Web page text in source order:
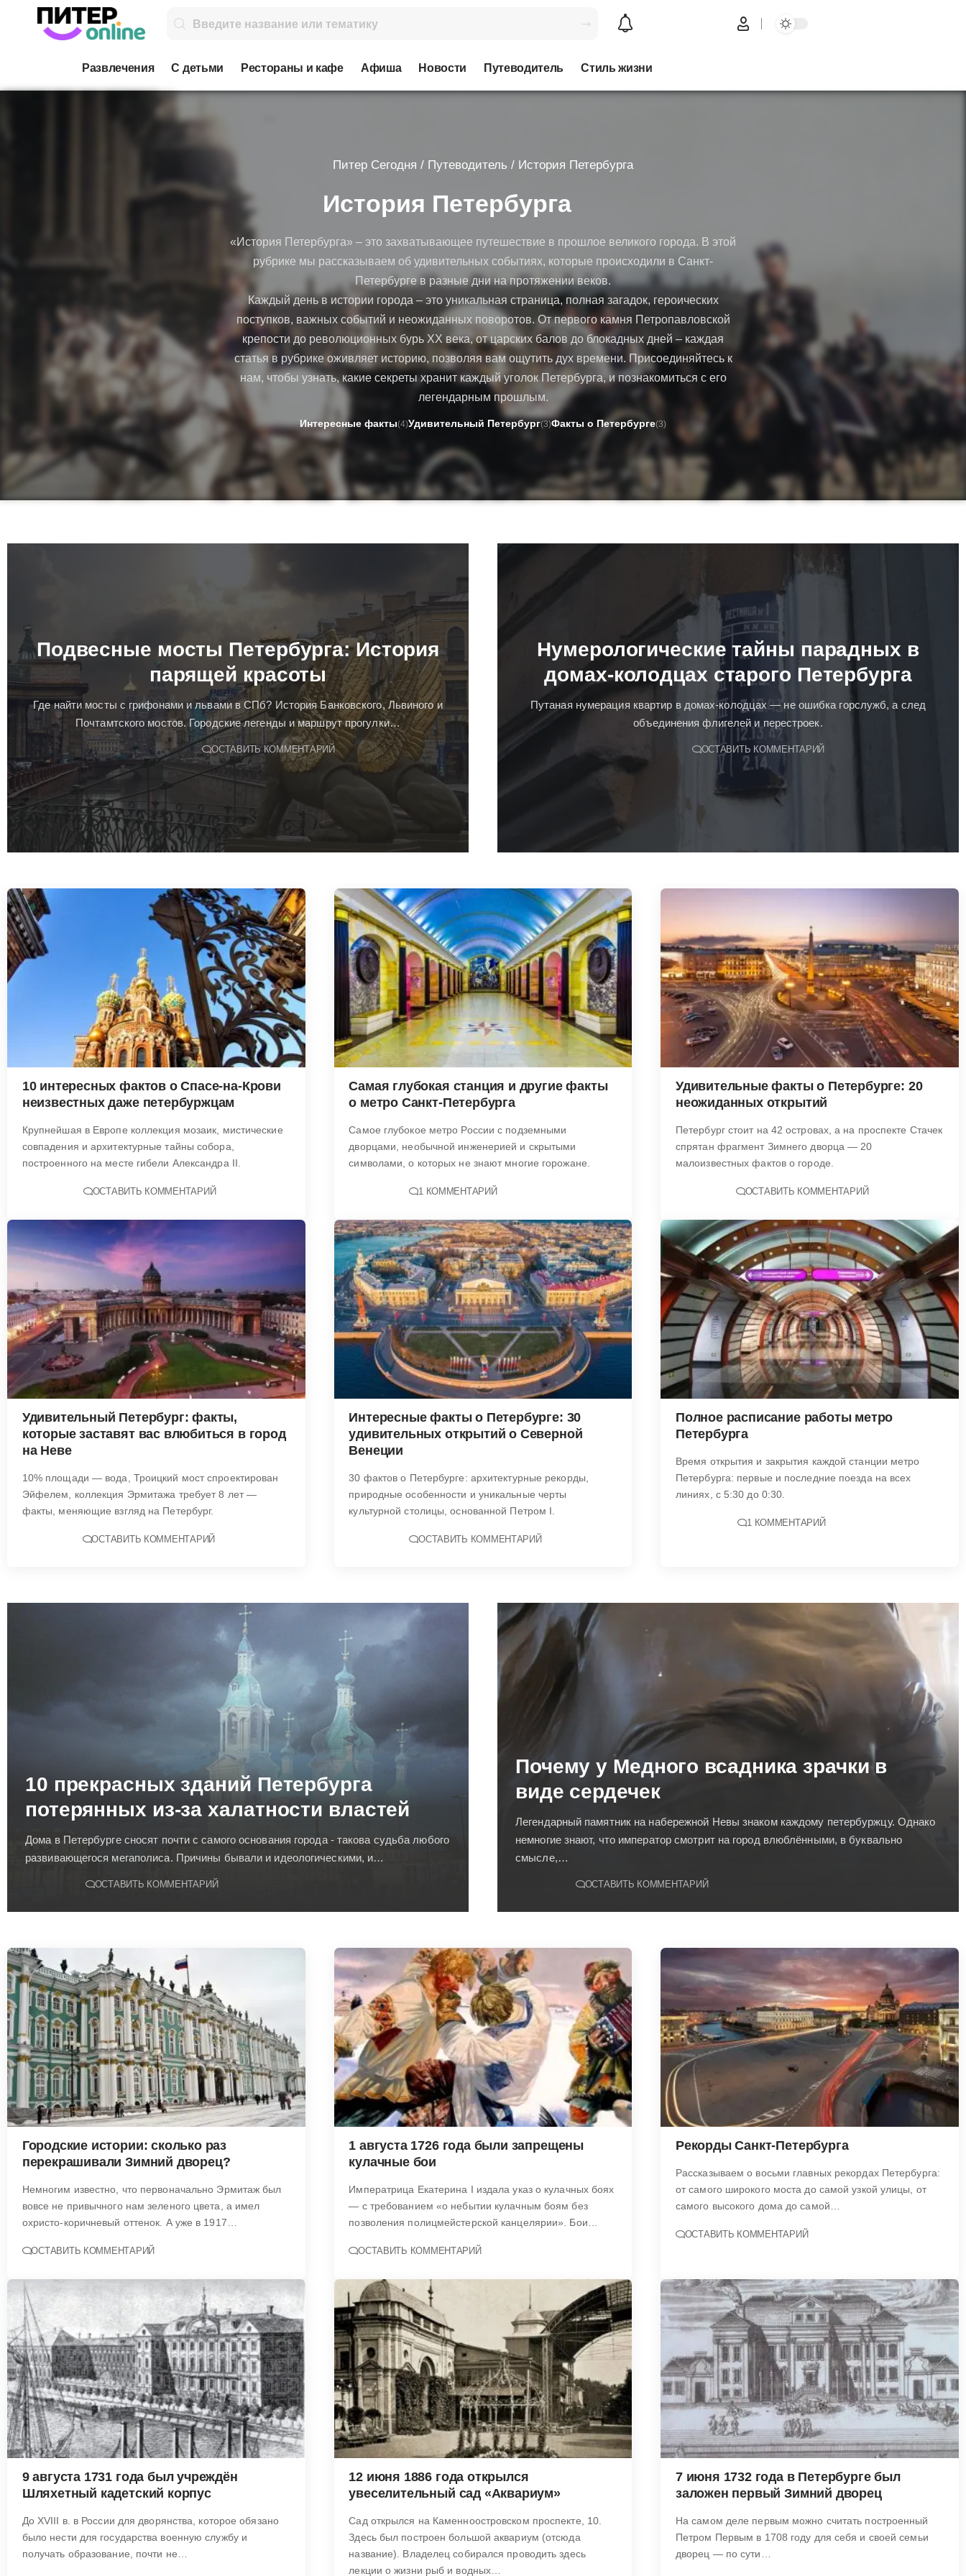
Развлечения С детьми Рестораны и кафе Афиша Новости Путеводитель Стиль жизни
Питер Сегодня / Путеводитель / История Петербурга
История Петербурга
«История Петербурга» – это захватывающее путешествие в прошлое великого города. В этой
рубрике мы рассказываем об удивительных событиях, которые происходили в Санкт-
Петербурге в разные дни на протяжении веков.
Каждый день в истории города – это уникальная страница, полная загадок, героических
поступков, важных событий и неожиданных поворотов. От первого камня Петропавловской
крепости до революционных бурь XX века, от царских балов до блокадных дней – каждая
статья в рубрике оживляет историю, позволяя вам ощутить дух времени. Присоединяйтесь к
нам, чтобы узнать, какие секреты хранит каждый уголок Петербурга, и познакомиться с его
легендарным прошлым.
Интересные факты(4)Удивительный Петербург(3)Факты о Петербурге(3)
Подвесные мосты Петербурга: История
парящей красоты
Где найти мосты с грифонами и львами в СПб? История Банковского, Львиного и
Почтамтского мостов. Городские легенды и маршрут прогулки…
ОСТАВИТЬ КОММЕНТАРИЙ
Нумерологические тайны парадных в
домах-колодцах старого Петербурга
Путаная нумерация квартир в домах-колодцах — не ошибка горслужб, а след
объединения флигелей и перестроек.
ОСТАВИТЬ КОММЕНТАРИЙ
10 интересных фактов о Спасе-на-Крови
неизвестных даже петербуржцам
Крупнейшая в Европе коллекция мозаик, мистические
совпадения и архитектурные тайны собора,
построенного на месте гибели Александра II.
ОСТАВИТЬ КОММЕНТАРИЙ
Самая глубокая станция и другие факты
о метро Санкт-Петербурга
Самое глубокое метро России с подземными
дворцами, необычной инженерией и скрытыми
символами, о которых не знают многие горожане.
1 КОММЕНТАРИЙ
Удивительные факты о Петербурге: 20
неожиданных открытий
Петербург стоит на 42 островах, а на проспекте Стачек
спрятан фрагмент Зимнего дворца — 20
малоизвестных фактов о городе.
ОСТАВИТЬ КОММЕНТАРИЙ
Удивительный Петербург: факты,
которые заставят вас влюбиться в город
на Неве
10% площади — вода, Троицкий мост спроектирован
Эйфелем, коллекция Эрмитажа требует 8 лет —
факты, меняющие взгляд на Петербург.
ОСТАВИТЬ КОММЕНТАРИЙ
Интересные факты о Петербурге: 30
удивительных открытий о Северной
Венеции
30 фактов о Петербурге: архитектурные рекорды,
природные особенности и уникальные черты
культурной столицы, основанной Петром I.
ОСТАВИТЬ КОММЕНТАРИЙ
Полное расписание работы метро
Петербурга
Время открытия и закрытия каждой станции метро
Петербурга: первые и последние поезда на всех
линиях, с 5:30 до 0:30.
1 КОММЕНТАРИЙ
10 прекрасных зданий Петербурга
потерянных из-за халатности властей
Дома в Петербурге сносят почти с самого основания города - такова судьба любого
развивающегося мегаполиса. Причины бывали и идеологическими, и…
ОСТАВИТЬ КОММЕНТАРИЙ
Почему у Медного всадника зрачки в
виде сердечек
Легендарный памятник на набережной Невы знаком каждому петербуржцу. Однако
немногие знают, что император смотрит на город влюблёнными, в буквально
смысле,…
ОСТАВИТЬ КОММЕНТАРИЙ
Городские истории: сколько раз
перекрашивали Зимний дворец?
Немногим известно, что первоначально Эрмитаж был
вовсе не привычного нам зеленого цвета, а имел
охристо-коричневый оттенок. А уже в 1917…
ОСТАВИТЬ КОММЕНТАРИЙ
1 августа 1726 года были запрещены
кулачные бои
Императрица Екатерина I издала указ о кулачных боях
— с требованием «о небытии кулачным боям без
позволения полицмейстерской канцелярии». Бои…
ОСТАВИТЬ КОММЕНТАРИЙ
Рекорды Санкт-Петербурга
Рассказываем о восьми главных рекордах Петербурга:
от самого широкого моста до самой узкой улицы, от
самого высокого дома до самой…
ОСТАВИТЬ КОММЕНТАРИЙ
9 августа 1731 года был учреждён
Шляхетный кадетский корпус
До XVIII в. в России для дворянства, которое обязано
было нести для государства военную службу и
получать образование, почти не…
12 июня 1886 года открылся
увеселительный сад «Аквариум»
Сад открылся на Каменноостровском проспекте, 10.
Здесь был построен большой аквариум (отсюда
название). Владелец собирался проводить здесь
лекции о жизни рыб и водных…
7 июня 1732 года в Петербурге был
заложен первый Зимний дворец
На самом деле первым можно считать построенный
Петром Первым в 1708 году для себя и своей семьи
дворец — по сути…